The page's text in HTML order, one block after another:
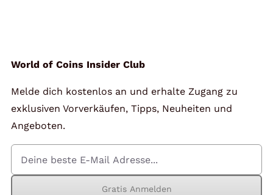
Kontakt
Mein Konto
World of Coins Insider Club
Melde dich kostenlos an und erhalte Zugang zu
exklusiven Vorverkäufen, Tipps, Neuheiten und
Angeboten.
Gratis Anmelden